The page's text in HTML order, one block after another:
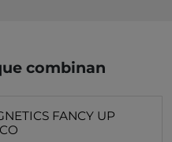
combinan
FANCY UP